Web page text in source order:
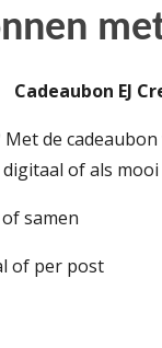
Cadeaubon EJ
de
of als
samen
of per post